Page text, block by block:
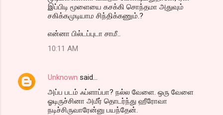
இப்பிடி மூளையை கசக்கி சொந்தமா அதுவும்
சகிக்கமுடியாம சிந்திக்கணும்.?
என்னா பில்டப்புடா சாமீ..
10:11 AM
Unknown said…
அப்ப படம் ஃப்ளாப்பா? நல்ல வேளை. ஒரு வேளை
ஓடிருச்சினா அமீர் தொடர்ந்து ஹீரோவா
நடிச்சிருவாரேன்னு பயந்தேன்.